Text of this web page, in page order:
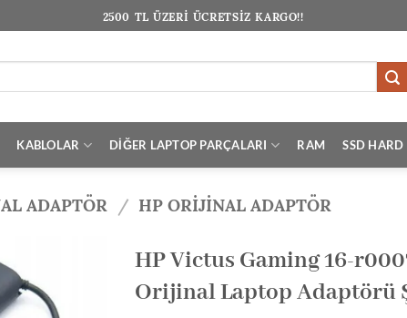
2500 TL ÜZERİ ÜCRETSİZ KARGO!!
KABLOLAR DİĞER LAPTOP PARÇALARI RAM SSD HARD
ADAPTÖR / HP ORIJINAL ADAPTÖR
HP Victus Gaming 16-
Orijinal Laptop Adaptörü